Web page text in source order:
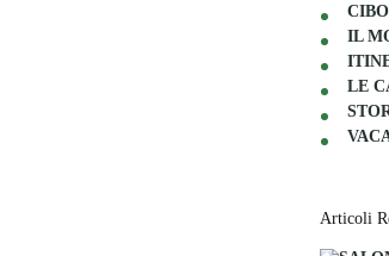
IL
LE
Articoli